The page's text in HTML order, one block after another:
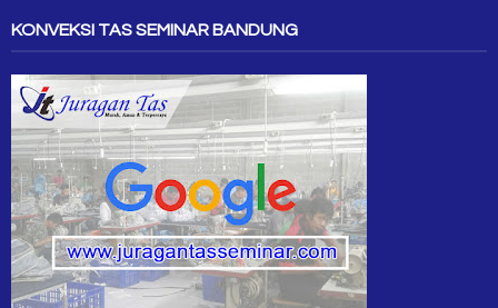
KONVEKSI TAS SEMINAR BANDUNG